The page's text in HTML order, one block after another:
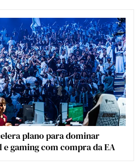
plano para dominar
gaming com compra da EA